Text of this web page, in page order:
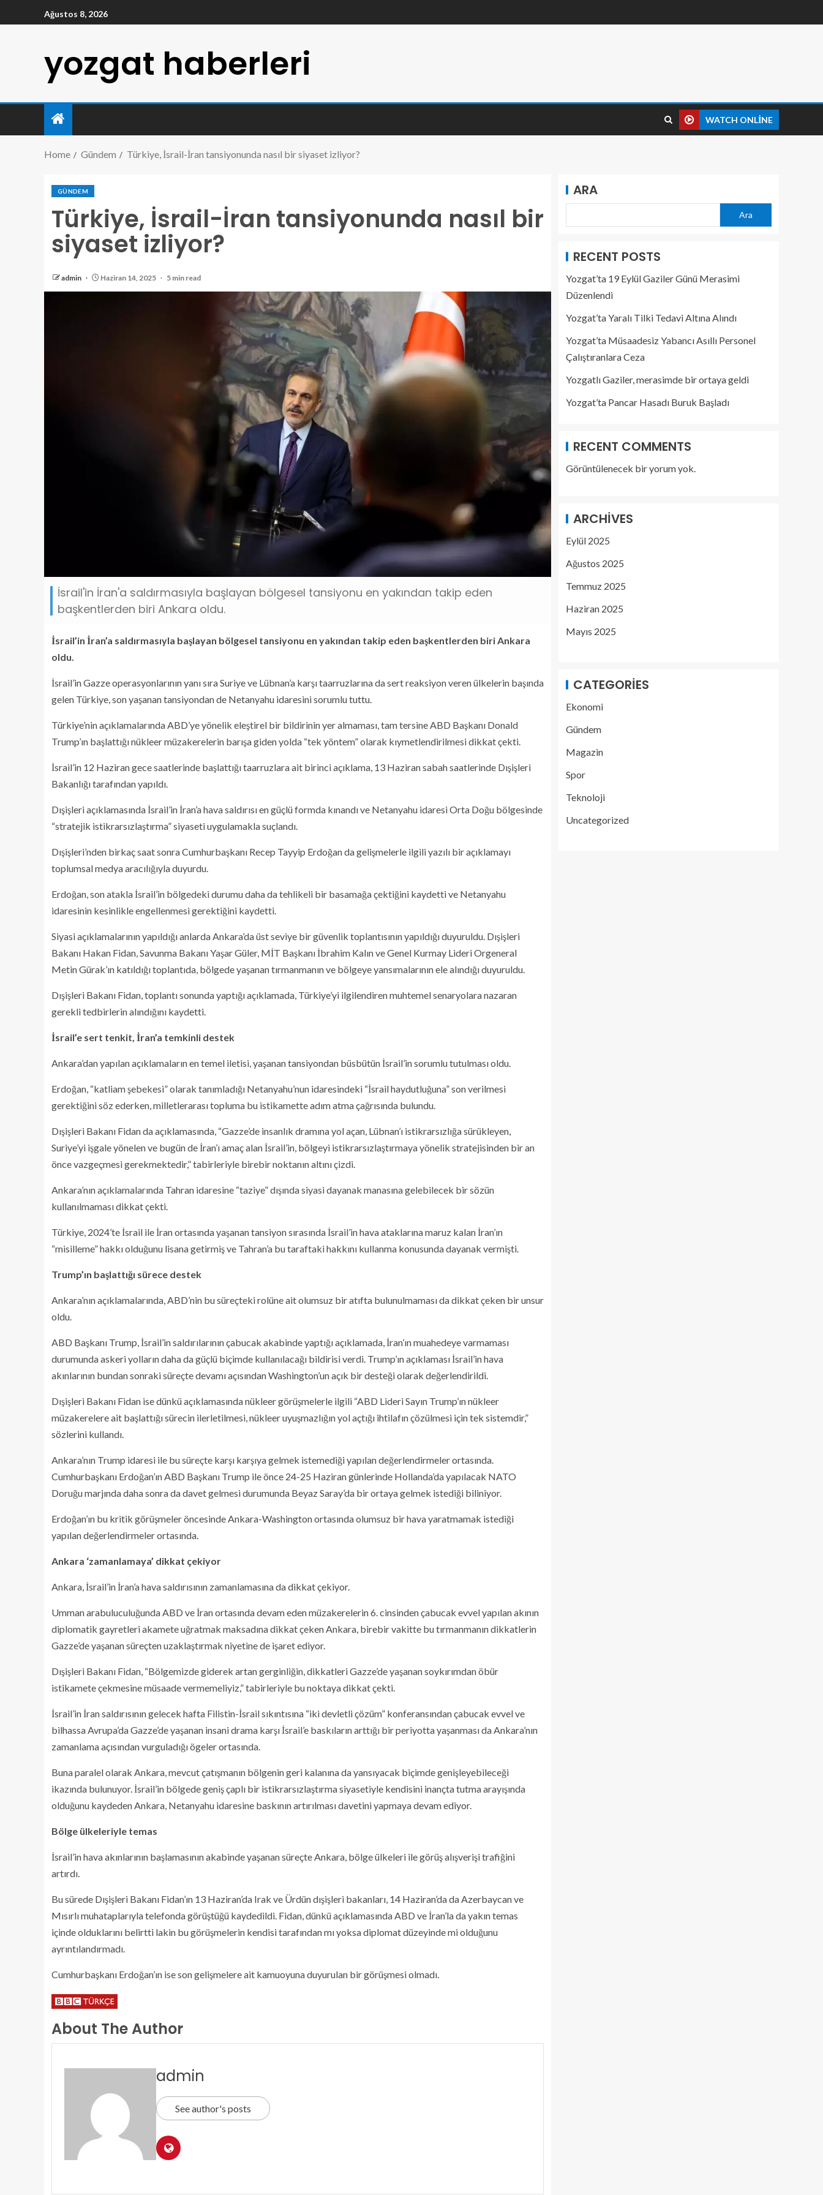
Ağustos 8, 2026
yozgat haberleri
WATCH ONLINE
Home Gündem Türkiye, İsrail-İran tansiyonunda nasıl bir siyaset izliyor?
GÜNDEM
Türkiye, İsrail-İran tansiyonunda nasıl bir
siyaset izliyor?
admin Haziran 14, 2025 5 min read
İsrail'in İran'a saldırmasıyla başlayan bölgesel tansiyonu en yakından takip eden
başkentlerden biri Ankara oldu.
İsrail’in İran’a saldırmasıyla başlayan bölgesel tansiyonu en yakından takip eden başkentlerden biri Ankara
oldu.
İsrail’in Gazze operasyonlarının yanı sıra Suriye ve Lübnan’a karşı taarruzlarına da sert reaksiyon veren ülkelerin başında
gelen Türkiye, son yaşanan tansiyondan de Netanyahu idaresini sorumlu tuttu.
Türkiye’nin açıklamalarında ABD’ye yönelik eleştirel bir bildirinin yer almaması, tam tersine ABD Başkanı Donald
Trump’ın başlattığı nükleer müzakerelerin barışa giden yolda “tek yöntem” olarak kıymetlendirilmesi dikkat çekti.
İsrail’in 12 Haziran gece saatlerinde başlattığı taarruzlara ait birinci açıklama, 13 Haziran sabah saatlerinde Dışişleri
Bakanlığı tarafından yapıldı.
Dışişleri açıklamasında İsrail’in İran’a hava saldırısı en güçlü formda kınandı ve Netanyahu idaresi Orta Doğu bölgesinde
“stratejik istikrarsızlaştırma” siyaseti uygulamakla suçlandı.
Dışişleri’nden birkaç saat sonra Cumhurbaşkanı Recep Tayyip Erdoğan da gelişmelerle ilgili yazılı bir açıklamayı
toplumsal medya aracılığıyla duyurdu.
Erdoğan, son atakla İsrail’in bölgedeki durumu daha da tehlikeli bir basamağa çektiğini kaydetti ve Netanyahu
idaresinin kesinlikle engellenmesi gerektiğini kaydetti.
Siyasi açıklamalarının yapıldığı anlarda Ankara’da üst seviye bir güvenlik toplantısının yapıldığı duyuruldu. Dışişleri
Bakanı Hakan Fidan, Savunma Bakanı Yaşar Güler, MİT Başkanı İbrahim Kalın ve Genel Kurmay Lideri Orgeneral
Metin Gürak’ın katıldığı toplantıda, bölgede yaşanan tırmanmanın ve bölgeye yansımalarının ele alındığı duyuruldu.
Dışişleri Bakanı Fidan, toplantı sonunda yaptığı açıklamada, Türkiye’yi ilgilendiren muhtemel senaryolara nazaran
gerekli tedbirlerin alındığını kaydetti.
İsrail’e sert tenkit, İran’a temkinli destek
Ankara’dan yapılan açıklamaların en temel iletisi, yaşanan tansiyondan büsbütün İsrail’in sorumlu tutulması oldu.
Erdoğan, “katliam şebekesi” olarak tanımladığı Netanyahu’nun idaresindeki “İsrail haydutluğuna” son verilmesi
gerektiğini söz ederken, milletlerarası topluma bu istikamette adım atma çağrısında bulundu.
Dışişleri Bakanı Fidan da açıklamasında, “Gazze’de insanlık dramına yol açan, Lübnan’ı istikrarsızlığa sürükleyen,
Suriye’yi işgale yönelen ve bugün de İran’ı amaç alan İsrail’in, bölgeyi istikrarsızlaştırmaya yönelik stratejisinden bir an
önce vazgeçmesi gerekmektedir,” tabirleriyle birebir noktanın altını çizdi.
Ankara’nın açıklamalarında Tahran idaresine “taziye” dışında siyasi dayanak manasına gelebilecek bir sözün
kullanılmaması dikkat çekti.
Türkiye, 2024’te İsrail ile İran ortasında yaşanan tansiyon sırasında İsrail’in hava ataklarına maruz kalan İran’ın
“misilleme” hakkı olduğunu lisana getirmiş ve Tahran’a bu taraftaki hakkını kullanma konusunda dayanak vermişti.
Trump’ın başlattığı sürece destek
Ankara’nın açıklamalarında, ABD’nin bu süreçteki rolüne ait olumsuz bir atıfta bulunulmaması da dikkat çeken bir unsur
oldu.
ABD Başkanı Trump, İsrail’in saldırılarının çabucak akabinde yaptığı açıklamada, İran’ın muahedeye varmaması
durumunda askeri yolların daha da güçlü biçimde kullanılacağı bildirisi verdi. Trump’ın açıklaması İsrail’in hava
akınlarının bundan sonraki süreçte devamı açısından Washington’un açık bir desteği olarak değerlendirildi.
Dışişleri Bakanı Fidan ise dünkü açıklamasında nükleer görüşmelerle ilgili “ABD Lideri Sayın Trump’ın nükleer
müzakerelere ait başlattığı sürecin ilerletilmesi, nükleer uyuşmazlığın yol açtığı ihtilafın çözülmesi için tek sistemdir,”
sözlerini kullandı.
Ankara’nın Trump idaresi ile bu süreçte karşı karşıya gelmek istemediği yapılan değerlendirmeler ortasında.
Cumhurbaşkanı Erdoğan’ın ABD Başkanı Trump ile önce 24-25 Haziran günlerinde Hollanda’da yapılacak NATO
Doruğu marjında daha sonra da davet gelmesi durumunda Beyaz Saray’da bir ortaya gelmek istediği biliniyor.
Erdoğan’ın bu kritik görüşmeler öncesinde Ankara-Washington ortasında olumsuz bir hava yaratmamak istediği
yapılan değerlendirmeler ortasında.
Ankara ‘zamanlamaya’ dikkat çekiyor
Ankara, İsrail’in İran’a hava saldırısının zamanlamasına da dikkat çekiyor.
Umman arabuluculuğunda ABD ve İran ortasında devam eden müzakerelerin 6. cinsinden çabucak evvel yapılan akının
diplomatik gayretleri akamete uğratmak maksadına dikkat çeken Ankara, birebir vakitte bu tırmanmanın dikkatlerin
Gazze’de yaşanan süreçten uzaklaştırmak niyetine de işaret ediyor.
Dışişleri Bakanı Fidan, “Bölgemizde giderek artan gerginliğin, dikkatleri Gazze’de yaşanan soykırımdan öbür
istikamete çekmesine müsaade vermemeliyiz,” tabirleriyle bu noktaya dikkat çekti.
İsrail’in İran saldırısının gelecek hafta Filistin-İsrail sıkıntısına “iki devletli çözüm” konferansından çabucak evvel ve
bilhassa Avrupa’da Gazze’de yaşanan insani drama karşı İsrail’e baskıların arttığı bir periyotta yaşanması da Ankara’nın
zamanlama açısından vurguladığı ögeler ortasında.
Buna paralel olarak Ankara, mevcut çatışmanın bölgenin geri kalanına da yansıyacak biçimde genişleyebileceği
ikazında bulunuyor. İsrail’in bölgede geniş çaplı bir istikrarsızlaştırma siyasetiyle kendisini inançta tutma arayışında
olduğunu kaydeden Ankara, Netanyahu idaresine baskının artırılması davetini yapmaya devam ediyor.
Bölge ülkeleriyle temas
İsrail’in hava akınlarının başlamasının akabinde yaşanan süreçte Ankara, bölge ülkeleri ile görüş alışverişi trafiğini
artırdı.
Bu sürede Dışişleri Bakanı Fidan’ın 13 Haziran’da Irak ve Ürdün dışişleri bakanları, 14 Haziran’da da Azerbaycan ve
Mısırlı muhataplarıyla telefonda görüştüğü kaydedildi. Fidan, dünkü açıklamasında ABD ve İran’la da yakın temas
içinde olduklarını belirtti lakin bu görüşmelerin kendisi tarafından mı yoksa diplomat düzeyinde mi olduğunu
ayrıntılandırmadı.
Cumhurbaşkanı Erdoğan’ın ise son gelişmelere ait kamuoyuna duyurulan bir görüşmesi olmadı.
About The Author
admin
See author's posts
ARA
Ara
RECENT POSTS
Yozgat’ta 19 Eylül Gaziler Günü Merasimi
Düzenlendi
Yozgat’ta Yaralı Tilki Tedavi Altına Alındı
Yozgat’ta Müsaadesiz Yabancı Asıllı Personel
Çalıştıranlara Ceza
Yozgatlı Gaziler, merasimde bir ortaya geldi
Yozgat’ta Pancar Hasadı Buruk Başladı
RECENT COMMENTS
Görüntülenecek bir yorum yok.
ARCHIVES
Eylül 2025
Ağustos 2025
Temmuz 2025
Haziran 2025
Mayıs 2025
CATEGORIES
Ekonomi
Gündem
Magazin
Spor
Teknoloji
Uncategorized